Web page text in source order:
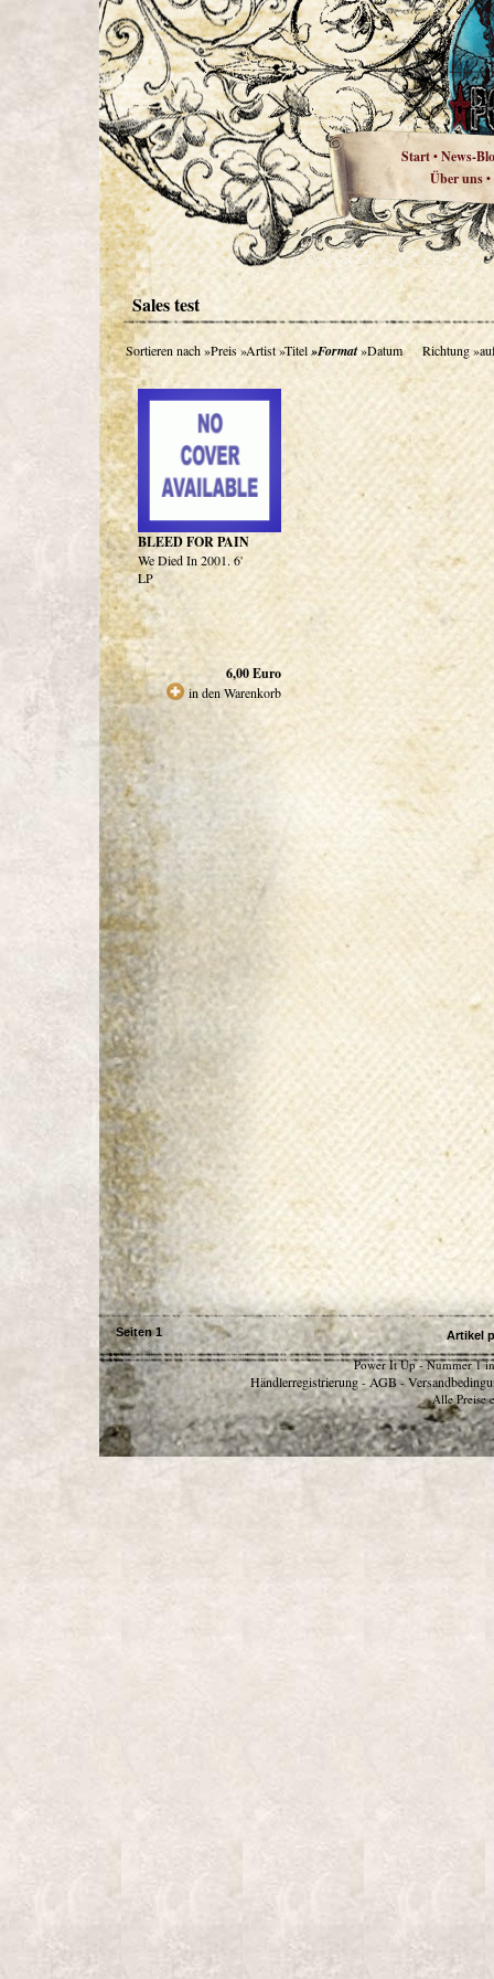
Start•News-
Über uns•
Sales test
Sortieren nach»Preis»Artist»Titel»Format»Datum Richtung
BLEED FOR PAIN
We Died In 2001. 6'
LP
6,00Euro
in den Warenkorb
Seiten 1 Artikel
Power It Up - Nummer 1
Händlerregistrierung - AGB -
Alle Preise